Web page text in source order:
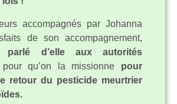
accompagnés par Johanna
de son accompagnement,
parlé d’elle aux autorités
pour qu’on la missionne pour
retour du pesticide meurtrier